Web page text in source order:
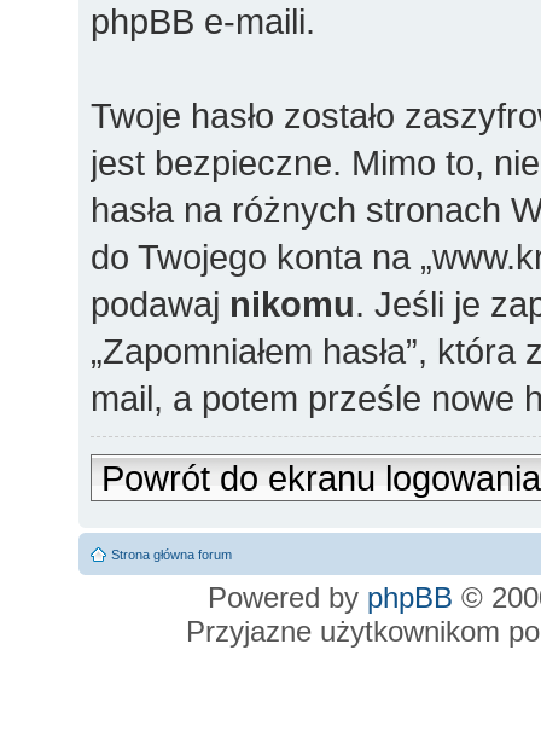
phpBB e-maili.
Twoje hasło zostało
jest bezpieczne. Mimo to,
hasła na różnych stronach
do Twojego konta na
podawaj nikomu. Jeśli je
„Zapomniałem hasła”,
mail, a potem prześle nowe
Powrót do ekranu logowania
Strona główna forum
Powered by phpBB ©
Przyjazne użytkownikom